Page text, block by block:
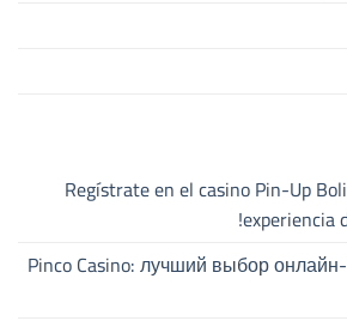
¡Regístrate en el casino Pin-Up
experiencia
Pinco Casino: лучший выбор